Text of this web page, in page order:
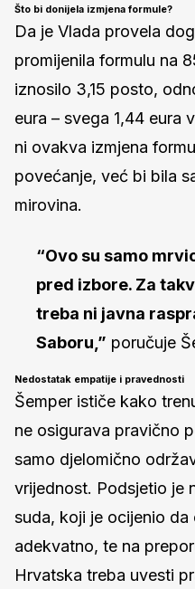
Što bi donijela izmjena formule?
Da je Vlada provela
promijenila formulu na
iznosilo 3,15 posto,
eura – svega 1,44 eura
ni ovakva izmjena
povećanje, već bi bila
mirovina.
“Ovo su samo
pred izbore. Za
treba ni javna
Saboru,” poručuje
Nedostatak empatije i pravednosti
Šemper ističe kako
ne osigurava pravično
samo djelomično
vrijednost. Podsjetio je
suda, koji je ocijenio
adekvatno, te na
Hrvatska treba uvesti